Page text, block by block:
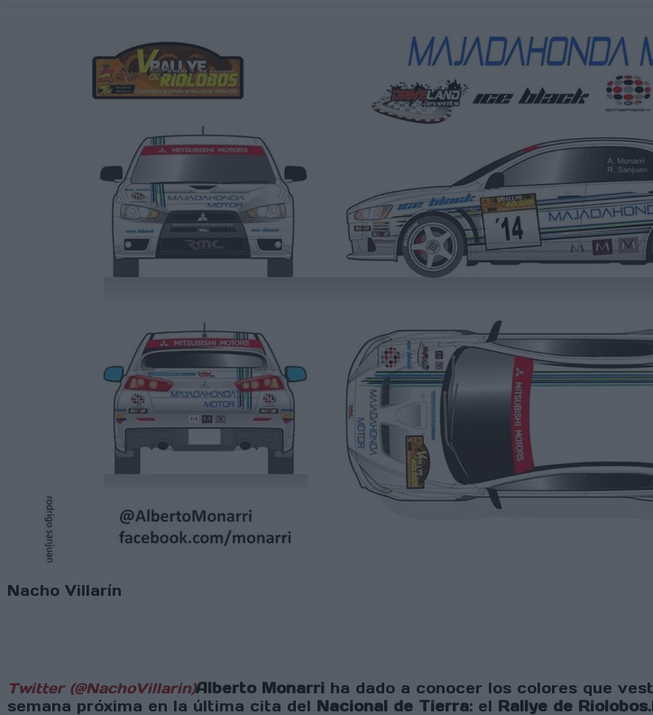
Nacho Villarín
Twitter (@NachoVillarin)Alberto Monarri ha dado a conocer los colores que
semana próxima en la última cita del Nacional de Tierra: el Rallye de Riolobos